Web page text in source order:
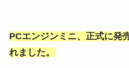
PCエンジンミニ、正式に発
れました。